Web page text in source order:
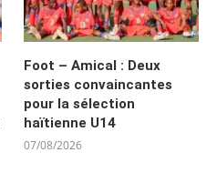
Foot – Amical : Deux
sorties convaincantes
pour la sélection
haïtienne U14
07/08/2026